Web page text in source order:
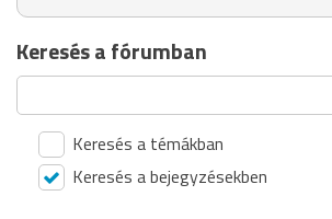
Keresés a fórumban
Keresés a témákban
Keresés a bejegyzésekben